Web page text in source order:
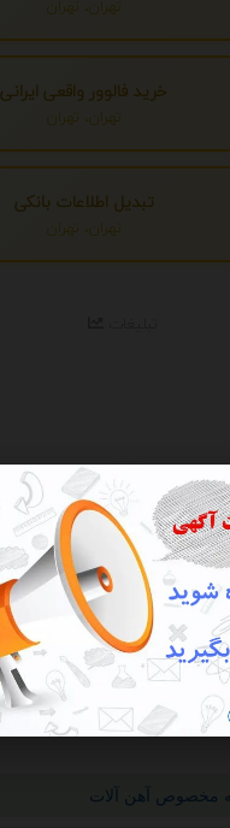
تهران، تهران
خرید فالوور واقعی ایرانی
تهران، تهران
تبدیل اطلاعات بانکی
تهران، تهران
نمایش همه
خدمات بیمه
مخصوص آهن آلات